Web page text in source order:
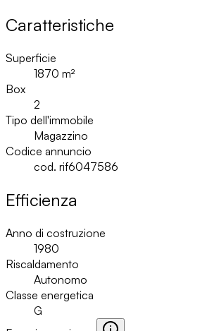
Caratteristiche
Superficie
1870 m²
Box
2
Tipo dell'immobile
Magazzino
Codice annuncio
cod. rif6047586
Efficienza
Anno di costruzione
1980
Riscaldamento
Autonomo
Classe energetica
G